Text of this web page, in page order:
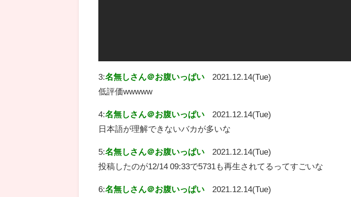
3:名無しさん＠お腹いっぱい
2021.12.14(Tue)
低評価wwwww
4:名無しさん＠お腹いっぱい
2021.12.14(Tue)
日本語が理解できないバカが多いな
5:名無しさん＠お腹いっぱい
2021.12.14(Tue)
投稿したのが12/14 09:33で5731も再生されてるってすごいな
6:名無しさん＠お腹いっぱい 2021.12.14(Tue)